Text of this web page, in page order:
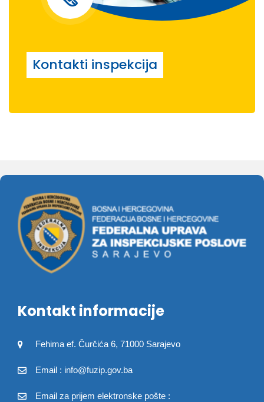
Kontakti inspekcija
Kontakt informacije
Fehima ef. Čurčića 6, 71000 Sarajevo
Email : info@fuzip.gov.ba
Email za prijem elektronske pošte :